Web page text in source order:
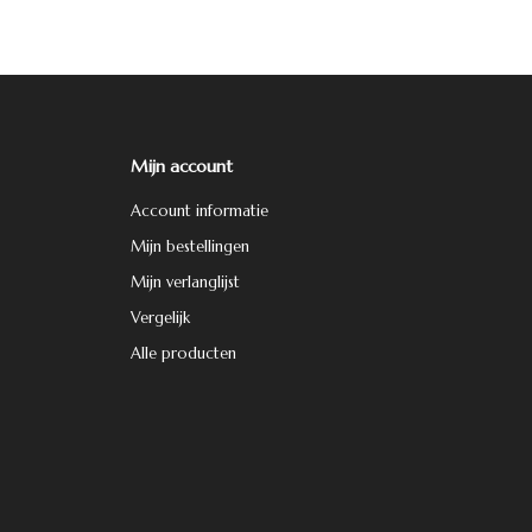
Mijn account
Account informatie
Mijn bestellingen
Mijn verlanglijst
Vergelijk
Alle producten